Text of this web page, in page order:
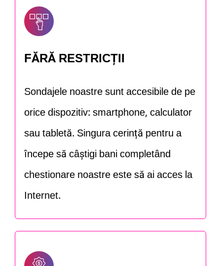
FĂRĂ RESTRICȚII
Sondajele noastre sunt accesibile de pe
orice dispozitiv: smartphone, calculator
sau tabletă. Singura cerință pentru a
începe să câștigi bani completând
chestionare noastre este să ai acces la
Internet.